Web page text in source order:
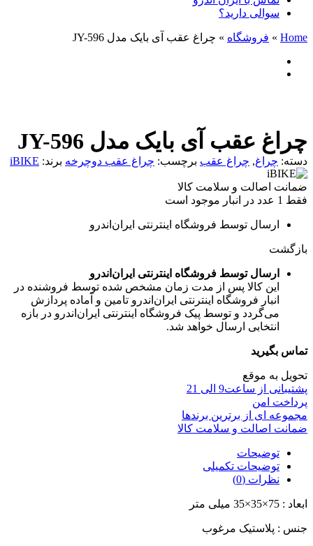
سوالی دارید؟
Home
» فروشگاه » چراغ عقب آی بایک مدل JY-596
چراغ عقب آی بایک مدل JY-596
دسته: چراغ, چراغ عقب برچسب: چراغ عقب دوچرخه برند: iBIKE
ضمانت اصالت و سلامت کالا
فقط 1 عدد در انبار موجود است
ارسال توسط فروشگاه اینترنتی ایران‌اندرو
بازگشت
ارسال توسط فروشگاه اینترنتی ایران‌اندرو
این کالا پس از مدت زمان مشخص شده توسط فروشنده در
انبار فروشگاه اینترنتی ایران‌اندرو تامین و آماده پردازش
می‌گردد و توسط پیک فروشگاه اینترنتی ایران‌اندرو در بازه
انتخابی ارسال خواهد شد.
تماس بگیرید
تحویل به موقع
پشتیبانی از ساعت9 الی 21
پرداخت امن
مجموعه ای از برترین برندها
ضمانت اصالت و سلامت کالا
توضیحات
توضیحات تکمیلی
نظرات (0)
ابعاد : 75×35×35 میلی متر
جنس : پلاستیک مرغوب